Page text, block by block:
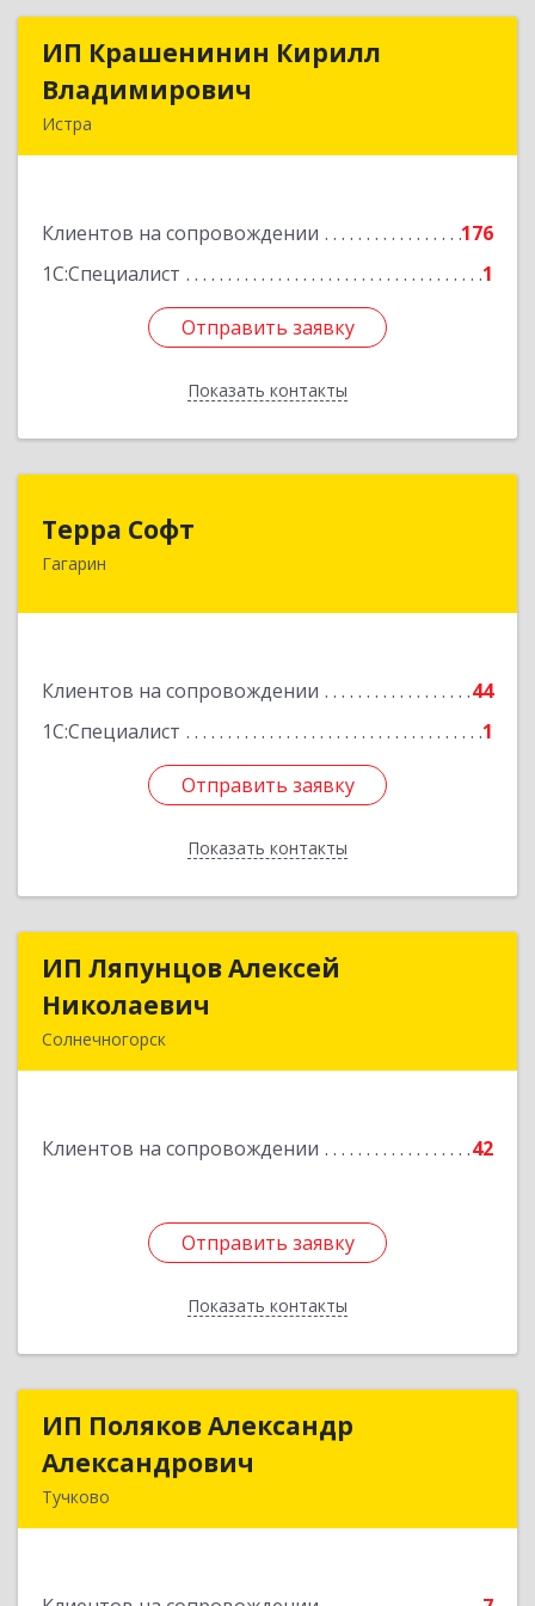
ИП Крашенинин Кирилл
Владимирович
Истра
Клиентов на сопровождении
176
1С:Специалист
1
Отправить заявку
Показать контакты
ИП Крашенинин Кирилл
Подробнее
Отправить заявку
Назад
Терра Софт
Гагарин
Клиентов на сопровождении
44
1С:Специалист
1
Отправить заявку
Показать контакты
215010, Смоленская обл, Гагарин г, Ленина ул,
Отправить заявку
Назад
ИП Ляпунцов Алексей
Николаевич
Солнечногорск
Клиентов на сопровождении 42
Отправить заявку
Показать контакты
ИП Ляпунцов Алексей
Отправить заявку
Назад
ИП Поляков Александр
Александрович
Тучково
ИП Поляков Александр